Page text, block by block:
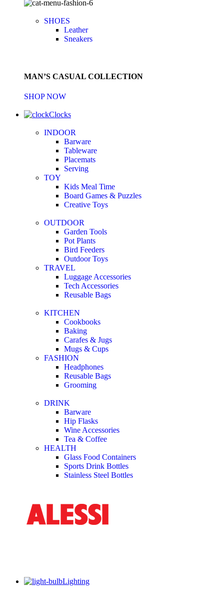
SHOES
Leather
Sneakers
MAN’S CASUAL COLLECTION
SHOP NOW
Clocks
INDOOR
Barware
Tableware
Placemats
Serving
TOY
Kids Meal Time
Board Games & Puzzles
Creative Toys
OUTDOOR
Garden Tools
Pot Plants
Bird Feeders
Outdoor Toys
TRAVEL
Luggage Accessories
Tech Accessories
Reusable Bags
KITCHEN
Cookbooks
Baking
Carafes & Jugs
Mugs & Cups
FASHION
Headphones
Reusable Bags
Grooming
DRINK
Barware
Hip Flasks
Wine Accessories
Tea & Coffee
HEALTH
Glass Food Containers
Sports Drink Bottles
Stainless Steel Bottles
Lighting